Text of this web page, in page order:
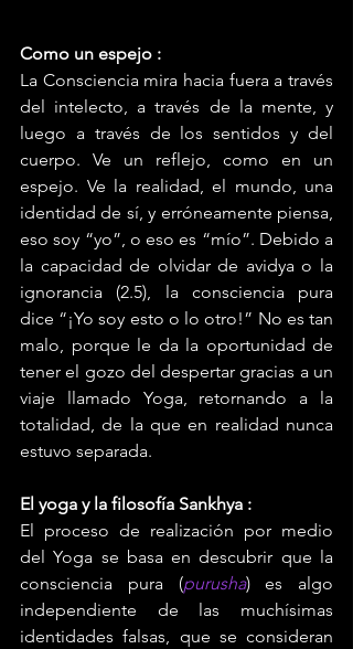
Como un espejo :
La Consciencia mira hacia fuera a través
del intelecto, a través de la mente, y
luego a través de los sentidos y del
cuerpo. Ve un reflejo, como en un
espejo. Ve la realidad, el mundo, una
identidad de sí, y erróneamente piensa,
eso soy “yo”, o eso es “mío”. Debido a
la capacidad de olvidar de avidya o la
ignorancia (2.5), la consciencia pura
dice “¡Yo soy esto o lo otro!” No es tan
malo, porque le da la oportunidad de
tener el gozo del despertar gracias a un
viaje llamado Yoga, retornando a la
totalidad, de la que en realidad nunca
estuvo separada.
El yoga y la filosofía Sankhya :
El proceso de realización por medio
del Yoga se basa en descubrir que la
consciencia pura (purusha) es algo
independiente de las muchísimas
identidades falsas, que se consideran